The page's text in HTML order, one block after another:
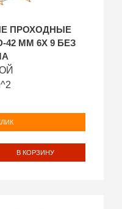
ПРОХОДНЫЕ
42 ММ 6Х 9 БЕЗ
В КОРЗИНУ